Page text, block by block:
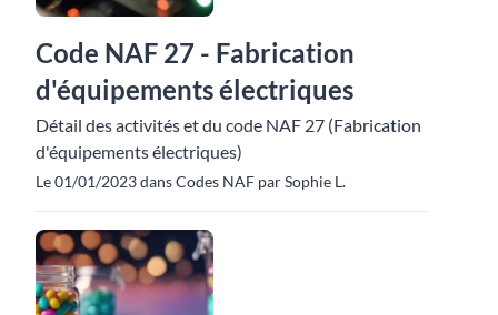
Code NAF 27 - Fabrication
d'équipements électriques
Détail des activités et du code NAF 27 (Fabrication
d'équipements électriques)
Le 01/01/2023 dans Codes NAF par Sophie L.